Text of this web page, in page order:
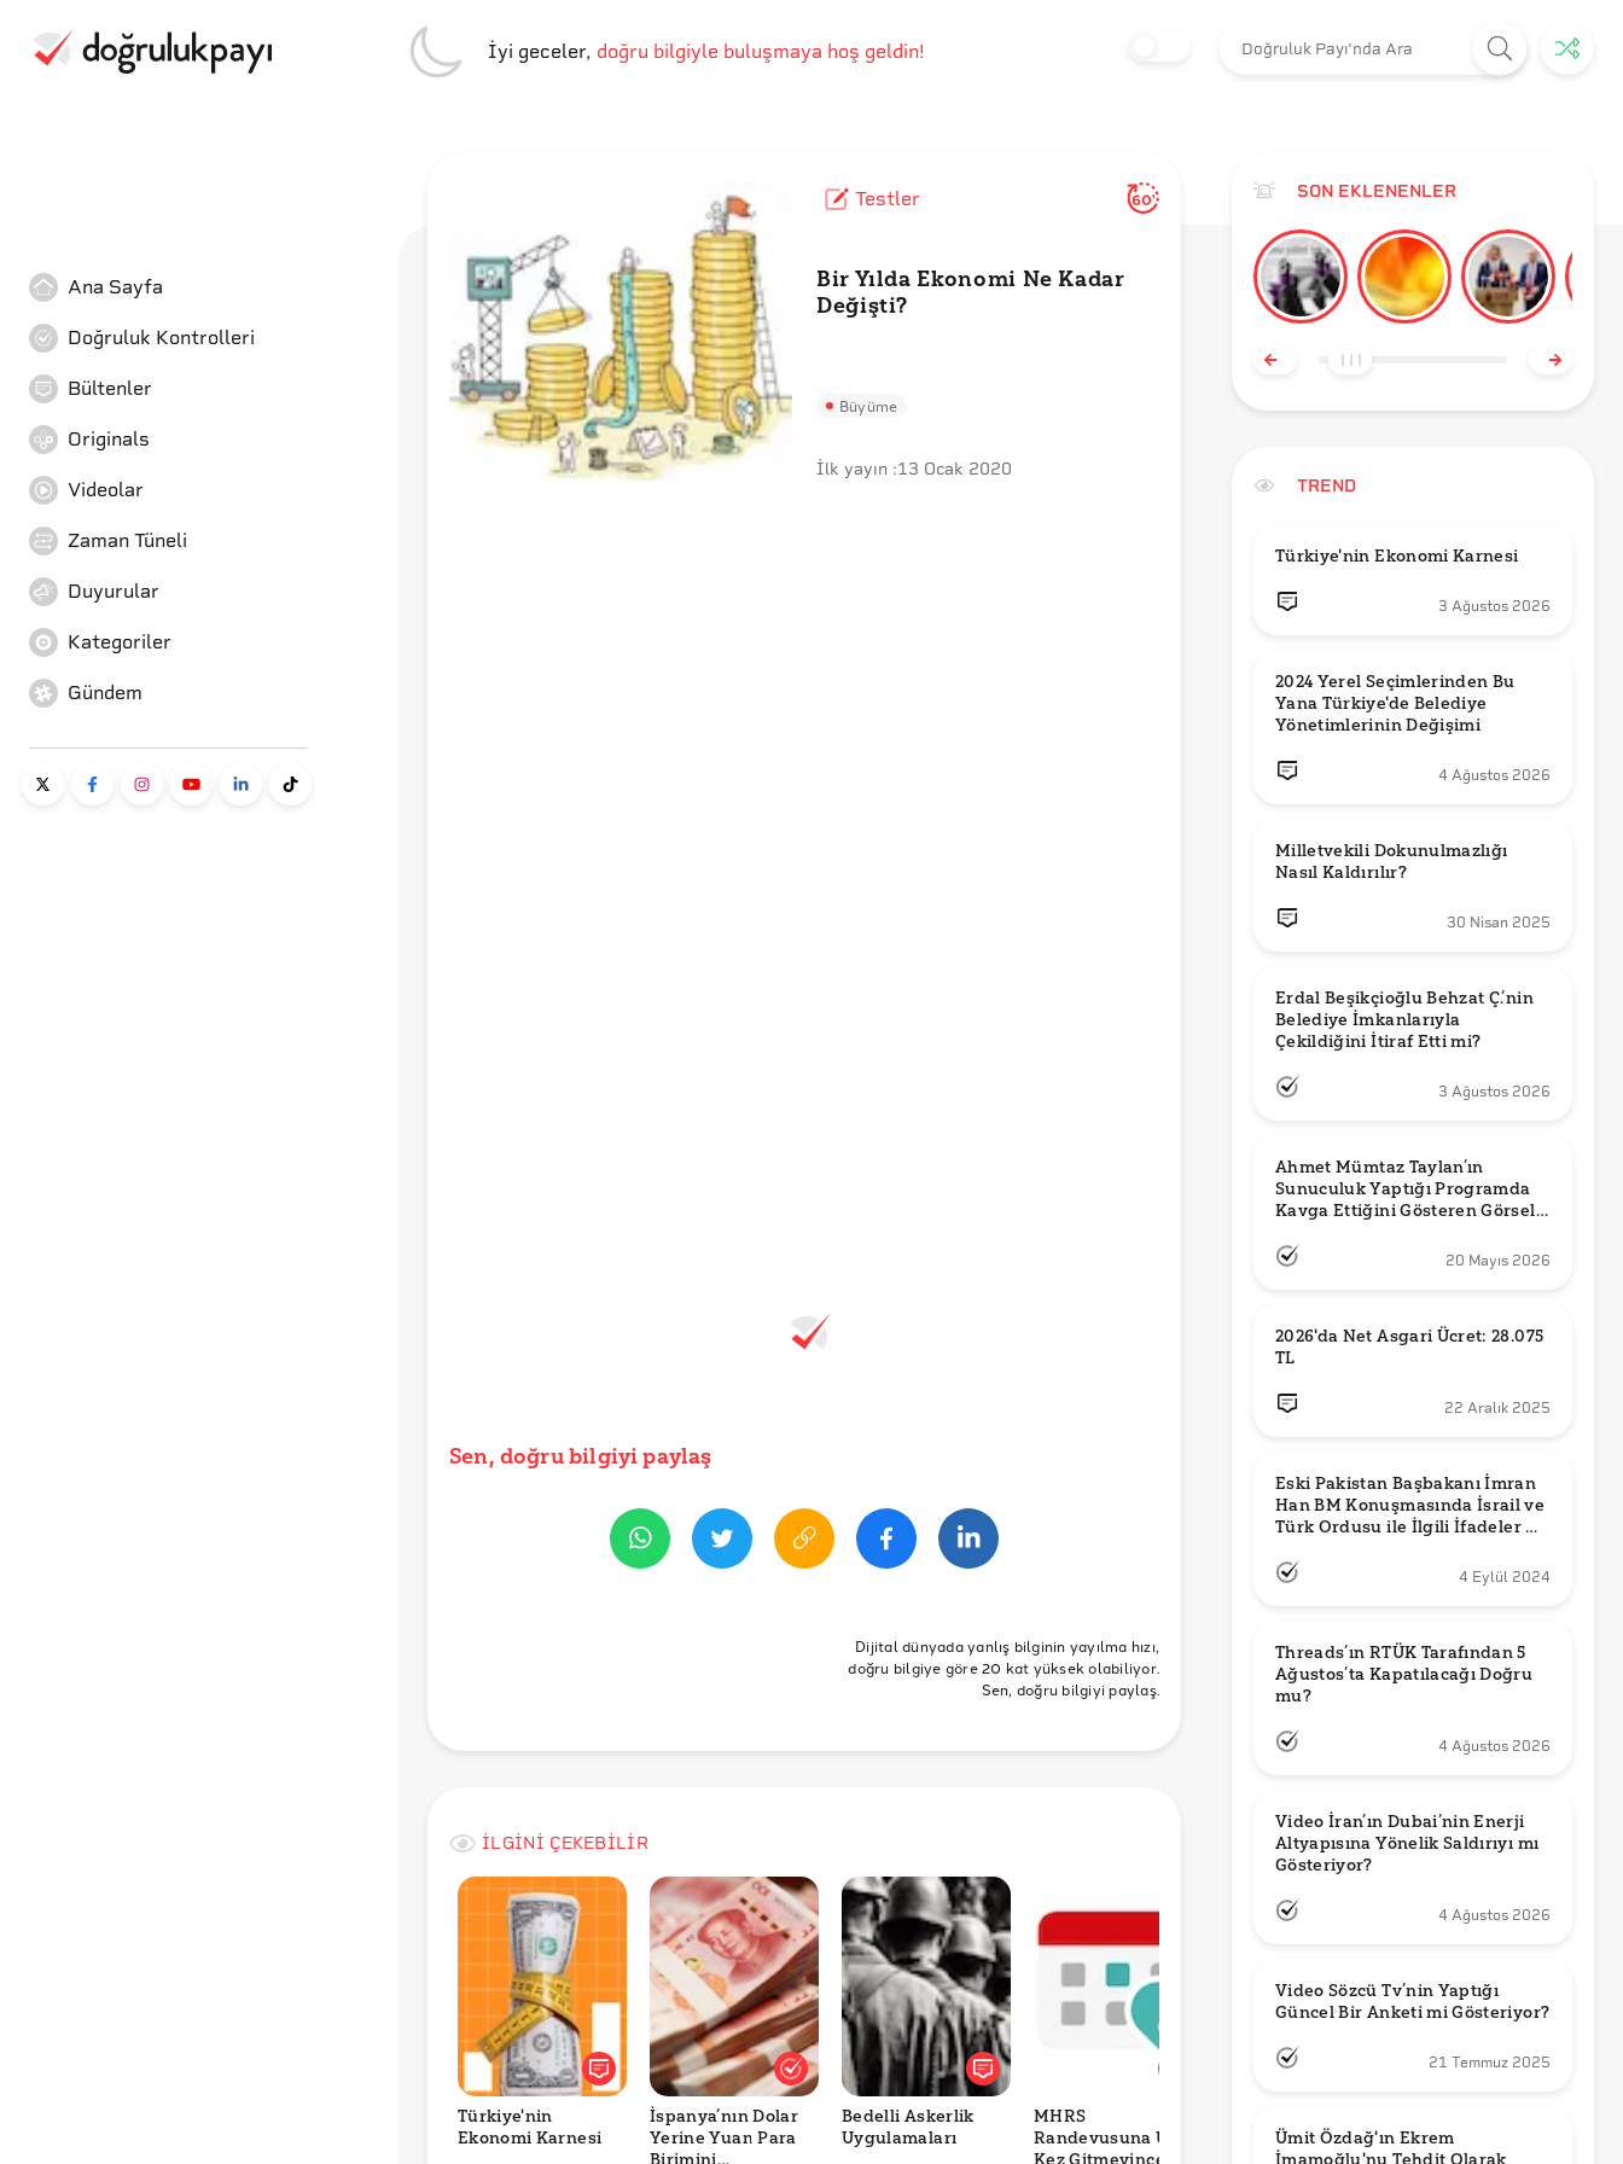
İyi geceler, doğru bilgiyle buluşmaya hoş geldin!
Ana Sayfa
Doğruluk Kontrolleri
Bültenler
Originals
Videolar
Zaman Tüneli
Duyurular
Kategoriler
Gündem
Testler 60'
Bir Yılda Ekonomi Ne Kadar
Değişti?
Büyüme
İlk yayın :13 Ocak 2020
Sen, doğru bilgiyi paylaş
Dijital dünyada yanlış bilginin yayılma hızı,
doğru bilgiye göre 20 kat yüksek olabiliyor.
Sen, doğru bilgiyi paylaş.
İLGİNİ ÇEKEBİLİR
Türkiye'nin
Ekonomi Karnesi
İspanya’nın Dolar
Yerine Yuan Para
Bedelli Askerlik
Uygulamaları
MHRS
Randevusuna Üç
Çıkan Altın
Kökenli’nin Eşine
SON EKLENENLER
TREND
Türkiye'nin Ekonomi Karnesi
3 Ağustos 2026
2024 Yerel Seçimlerinden Bu
Yana Türkiye'de Belediye
Yönetimlerinin Değişimi
4 Ağustos 2026
Milletvekili Dokunulmazlığı
Nasıl Kaldırılır?
30 Nisan 2025
Erdal Beşikçioğlu Behzat Ç.’nin
Belediye İmkanlarıyla
3 Ağustos 2026
Ahmet Mümtaz Taylan’ın
Sunuculuk Yaptığı Programda
Kavga Ettiğini Gösteren Görsel
20 Mayıs 2026
2026'da Net Asgari Ücret: 28.075
TL
22 Aralık 2025
Eski Pakistan Başbakanı İmran
Han BM Konuşmasında İsrail ve
Türk Ordusu ile İlgili İfadeler mi
4 Eylül 2024
Threads’ın RTÜK Tarafından 5
Ağustos’ta Kapatılacağı Doğru
mu?
4 Ağustos 2026
Video İran’ın Dubai’nin Enerji
Altyapısına Yönelik Saldırıyı mı
Gösteriyor?
4 Ağustos 2026
Video Sözcü Tv’nin Yaptığı
Güncel Bir Anketi mi Gösteriyor?
21 Temmuz 2025
Ümit Özdağ'ın Ekrem
İmamoğlu'nu Tehdit Olarak